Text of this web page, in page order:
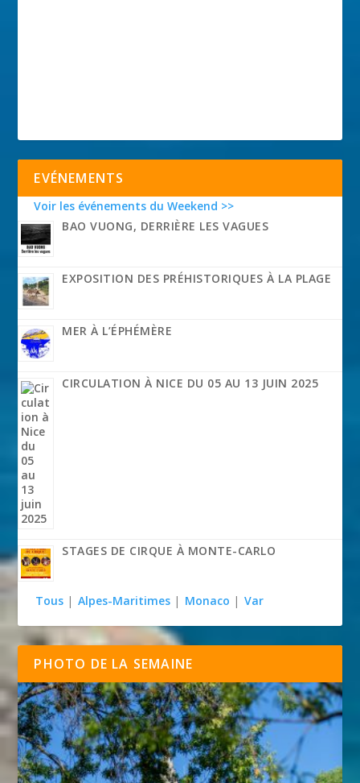
EVÉNEMENTS
Voir les événements du Weekend >>
BAO VUONG, DERRIÈRE LES VAGUES
EXPOSITION DES PRÉHISTORIQUES À LA PLAGE
MER À L’ÉPHÉMÈRE
CIRCULATION À NICE DU 05 AU 13 JUIN 2025
STAGES DE CIRQUE À MONTE-CARLO
Tous | Alpes-Maritimes | Monaco | Var
PHOTO DE LA SEMAINE